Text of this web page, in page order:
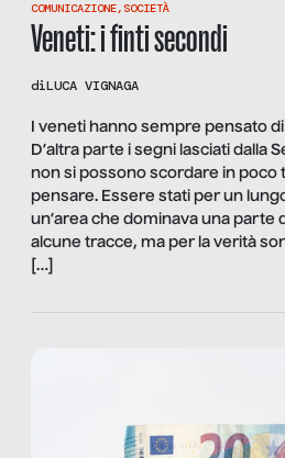
COMUNICAZIONE, SOCIETÀ
Veneti: i finti secondi
diLUCA VIGNAGA
I veneti hanno sempre pensato
D’altra parte i segni lasciati dalla
non si possono scordare in poco
pensare. Essere stati per un
un’area che dominava una parte
alcune tracce, ma per la verità
[…]